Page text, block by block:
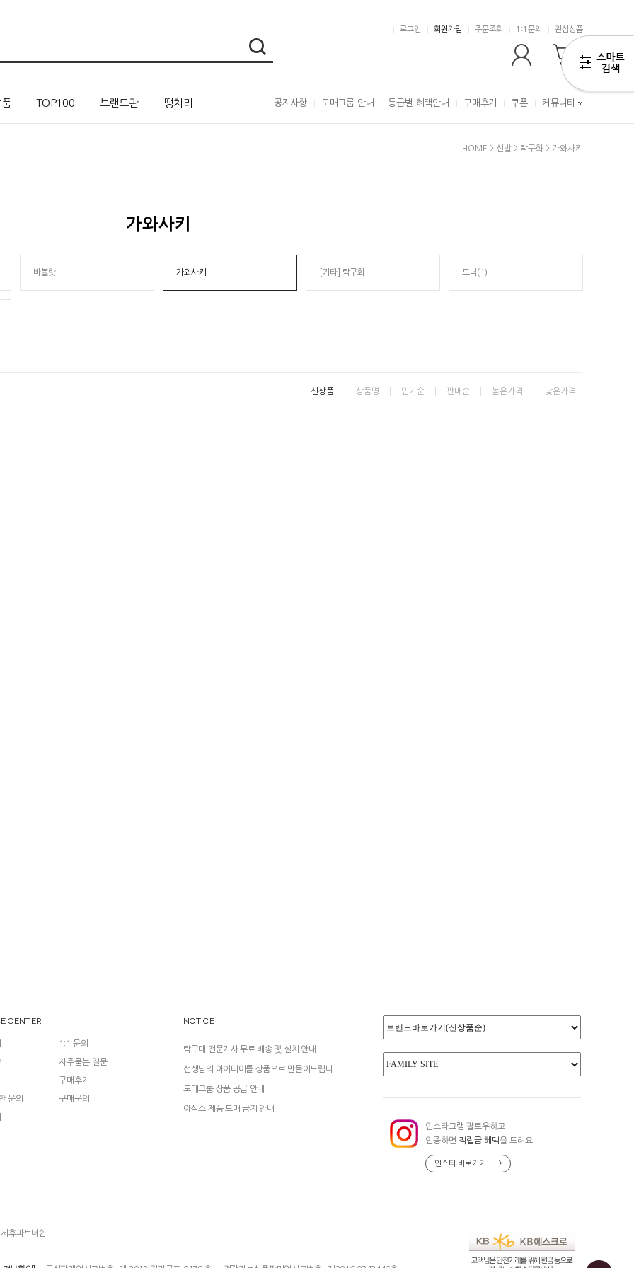
로그인 회원가입 주문조회 1:1문의 관심상품
TOP100 브랜드관 땡처리 공지사항 도매그룹 안내 등급별 혜택안내 구매후기 쿠폰 커뮤니티
HOME > 신발 > 탁구화 > 가와사키
가와사키
바볼랏 가와사키 [기타] 탁구화 도닉(1)
신상품 상품명 인기순 판매순 높은가격 낮은가격
CENTER
문의
1:1 문의
자주묻는 질문
구매후기
구매문의
NOTICE
탁구대 전문기사 무료 배송 및 설치 안내
선생님의 아이디어를 상품으로 만들어드립니
다!
도매그룹 상품 공급 안내
아식스 제품 도매 금지 안내
인스타그램 팔로우하고
인증하면 적립금 혜택을 드려요.
인스타 바로가기
제휴파트너쉽